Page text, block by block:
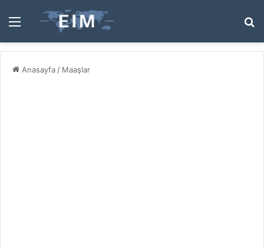
Menü
...
Anasayfa / Maaşlar